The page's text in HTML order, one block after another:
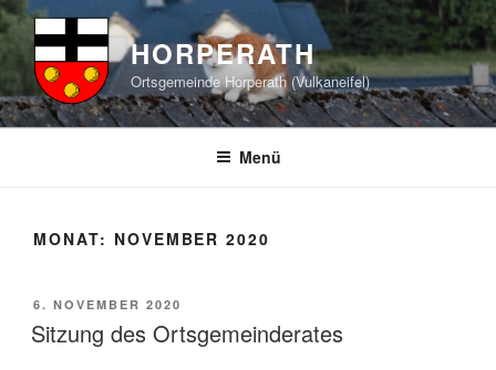
Zum
Inhalt
springen
HORPERATH
Ortsgemeinde Horperath (Vulkaneifel)
Menü
MONAT: NOVEMBER 2020
VERÖFFENTLICHT
AM
6. NOVEMBER 2020
Sitzung des Ortsgemeinderates